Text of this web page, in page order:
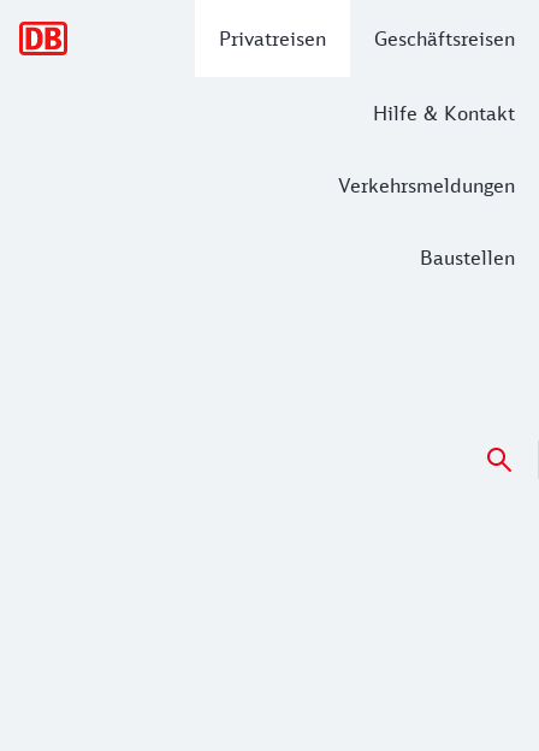
Privatreisen Geschäftsreisen
Hilfe & Kontakt
Verkehrsmeldungen
Baustellen